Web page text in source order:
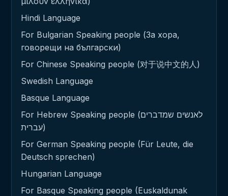
Hindi Language
For Bulgarian Speaking people (За хора,
говорещи на български)
For Chinese Speaking people (对于说中文的人)
Swedish Language
Basque Language
For Hebrew Speaking people (לאנשים שמדברים
עברית)
For German Speaking people (Für Leute, die
Deutsch sprechen)
Hungarian Language
For Basque Speaking people (Euskaldunak